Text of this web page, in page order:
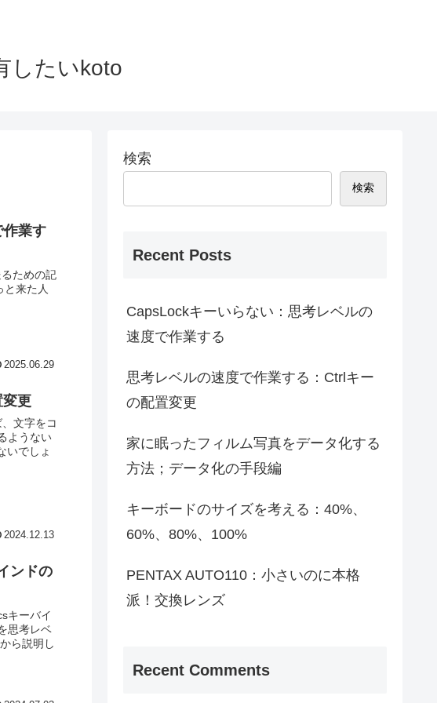
したいkoto
業す
ための記
来た人
2025.06.29
更
文字をコ
ようない
いでしょ
2024.12.13
ンドの
キーバイ
思考レベ
ら説明し
検索
検索
Recent Posts
CapsLockキーいらない：思考レベルの
速度で作業する
思考レベルの速度で作業する：Ctrlキー
の配置変更
家に眠ったフィルム写真をデータ化する
方法；データ化の手段編
キーボードのサイズを考える：40%、
60%、80%、100%
PENTAX AUTO110：小さいのに本格
派！交換レンズ
Recent Comments